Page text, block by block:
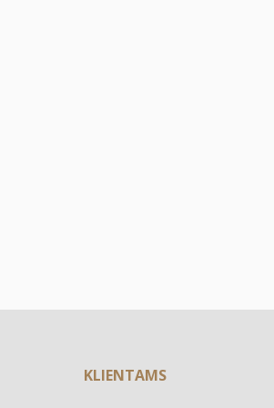
KLIENTAMS